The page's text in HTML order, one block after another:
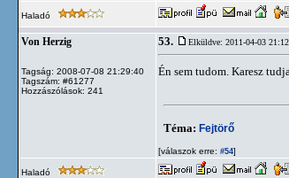
Haladó
Von Herzig
Tagság: 2008-07-08 21:29:40
Tagszám: #61277
Hozzászólások: 241
53. Elküldve: 2011-04-03
Én sem tudom. Karesz
Téma: Fejtörő
[válaszok erre: #54]
Haladó